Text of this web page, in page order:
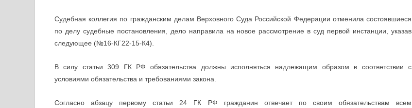
Судебная коллегия по гражданским делам Верховного Суда Российской Федерации отменила состоявшиеся
по делу судебные постановления, дело направила на новое рассмотрение в суд первой инстанции, указав
следующее (№16-КГ22-15-К4).
В силу статьи 309 ГК РФ обязательства должны исполняться надлежащим образом в соответствии с
условиями обязательства и требованиями закона.
Согласно абзацу первому статьи 24 ГК РФ гражданин отвечает по своим обязательствам всем